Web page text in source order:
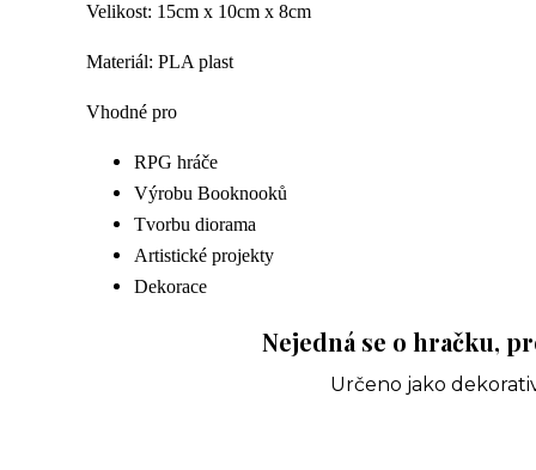
Velikost: 15cm x 10cm x 8cm
Materiál: PLA plast
Vhodné pro
RPG hráče
Výrobu Booknooků
Tvorbu diorama
Artistické projekty
Dekorace
Nejedná se o hračku,
Určeno jako